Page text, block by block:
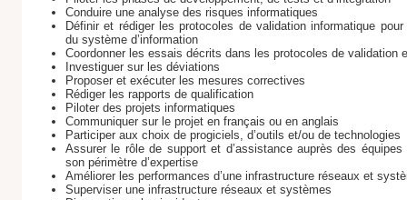
Conduire une analyse des risques informatiques
Définir et rédiger les protocoles de validation informatique
du système d’information
Coordonner les essais décrits dans les protocoles de validation
Investiguer sur les déviations
Proposer et exécuter les mesures correctives
Rédiger les rapports de qualification
Piloter des projets informatiques
Communiquer sur le projet en français ou en anglais
Participer aux choix de progiciels, d’outils et/ou de technologies
Assurer le rôle de support et d’assistance auprès des
son périmètre d’expertise
Améliorer les performances d’une infrastructure réseaux et
Superviser une infrastructure réseaux et systèmes